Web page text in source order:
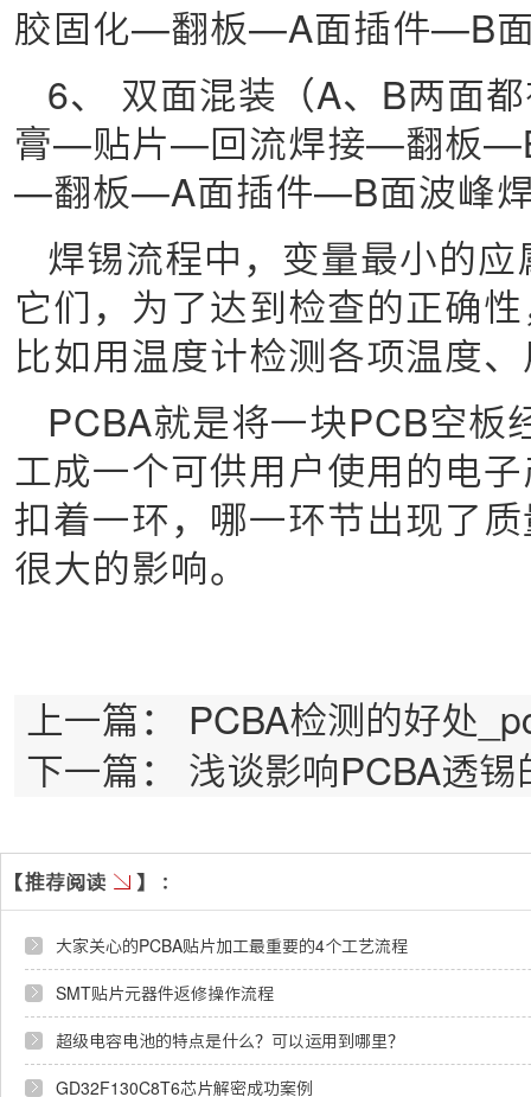
胶固化—翻板—A面插件—B
6、 双面混装（A、B两面
膏—贴片—回流焊接—翻板
—翻板—A面插件—B面波峰
焊锡流程中，变量最小的
它们，为了达到检查的正确
比如用温度计检测各项温度
PCBA就是将一块PCB空板
工成一个可供用户使用的电
扣着一环，哪一环节出现了
很大的影响。
上一篇： PCBA检测的好处
下一篇： 浅谈影响PCBA透锡
大家关心的PCBA贴片加工最重要的4个工艺流程
SMT贴片元器件返修操作流程
超级电容电池的特点是什么？可以运用到哪里？
GD32F130C8T6芯片解密成功案例